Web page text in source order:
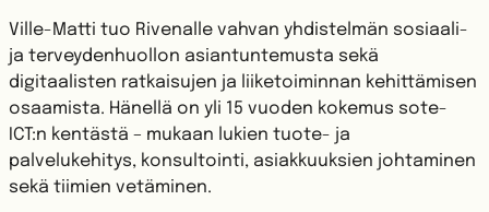
Ville-Matti tuo Rivenalle vahvan yhdistelmän sosiaali-
ja terveydenhuollon asiantuntemusta sekä
digitaalisten ratkaisujen ja liiketoiminnan kehittämisen
osaamista. Hänellä on yli 15 vuoden kokemus sote-
ICT:n kentästä – mukaan lukien tuote- ja
palvelukehitys, konsultointi, asiakkuuksien johtaminen
sekä tiimien vetäminen.